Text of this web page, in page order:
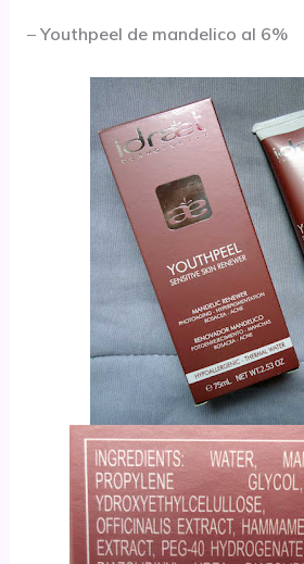
– Youthpeel de mandelico al 6%